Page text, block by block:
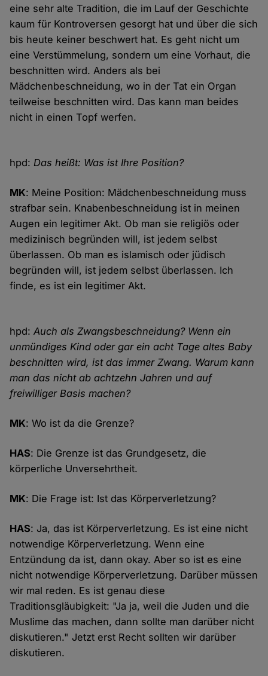
eine sehr alte Tradition, die im Lauf der Geschichte
kaum für Kontroversen gesorgt hat und über die sich
bis heute keiner beschwert hat. Es geht nicht um
eine Verstümmelung, sondern um eine Vorhaut, die
beschnitten wird. Anders als bei
Mädchenbeschneidung, wo in der Tat ein Organ
teilweise beschnitten wird. Das kann man beides
nicht in einen Topf werfen.
hpd:Das heißt: Was ist Ihre Position?
MK: Meine Position: Mädchenbeschneidung muss
strafbar sein. Knabenbeschneidung ist in meinen
Augen ein legitimer Akt. Ob man sie religiös oder
medizinisch begründen will, ist jedem selbst
überlassen. Ob man es islamisch oder jüdisch
begründen will, ist jedem selbst überlassen. Ich
finde, es ist ein legitimer Akt.
hpd:Auch als Zwangsbeschneidung? Wenn ein
unmündiges Kind oder gar ein acht Tage altes Baby
beschnitten wird, ist das immer Zwang. Warum kann
man das nicht ab achtzehn Jahren und auf
freiwilliger Basis machen?
MK: Wo ist da die Grenze?
HAS: Die Grenze ist das Grundgesetz, die
körperliche Unversehrtheit.
MK: Die Frage ist: Ist das Körperverletzung?
HAS: Ja, das ist Körperverletzung. Es ist eine nicht
notwendige Körperverletzung. Wenn eine
Entzündung da ist, dann okay. Aber so ist es eine
nicht notwendige Körperverletzung. Darüber müssen
wir mal reden. Es ist genau diese
Traditionsgläubigkeit: "Ja ja, weil die Juden und die
Muslime das machen, dann sollte man darüber nicht
diskutieren." Jetzt erst Recht sollten wir darüber
diskutieren.